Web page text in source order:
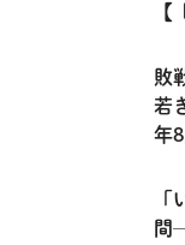
敗
若
年8
間